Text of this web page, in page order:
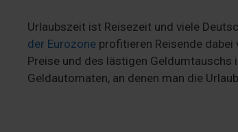
Urlaubszeit ist Reisezeit und viele
der Eurozone profitieren Reisende
Preise und des lästigen Geldumtauschs
Geldautomaten, an denen man die